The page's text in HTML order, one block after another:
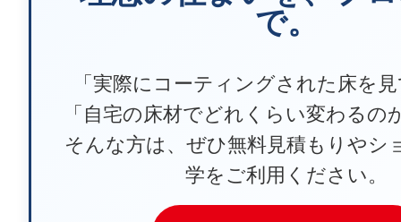
で。
「実際にコーティングされた床を
「自宅の床材でどれくらい変わるの
そんな方は、ぜひ無料見積もりやシ
学をご利用ください。